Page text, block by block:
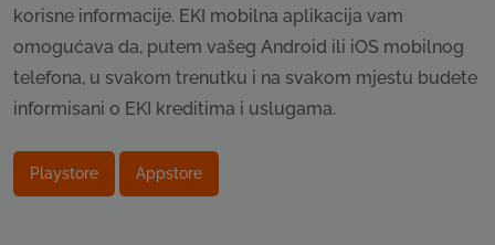
korisne informacije. EKI mobilna aplikacija vam
omogućava da, putem vašeg Android ili iOS mobilnog
telefona, u svakom trenutku i na svakom mjestu budete
informisani o EKI kreditima i uslugama.
Playstore Appstore